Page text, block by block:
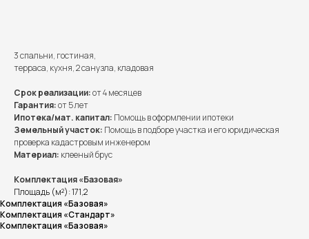
3 спальни, гостиная,
терраса, кухня, 2 санузла, кладовая
Срок реализации:от 4 месяцев
Гарантия:от 5 лет
Ипотека/мат. капитал: Помощь в оформлении ипотеки
Земельный участок: Помощь в подборе участка и его юридическая
проверка кадастровым инженером
Материал: клееный брус
Комплектация «Базовая»
Площадь (м²): 171,2
Комплектация «Базовая»
Комплектация «Стандарт»
Комплектация «Базовая»